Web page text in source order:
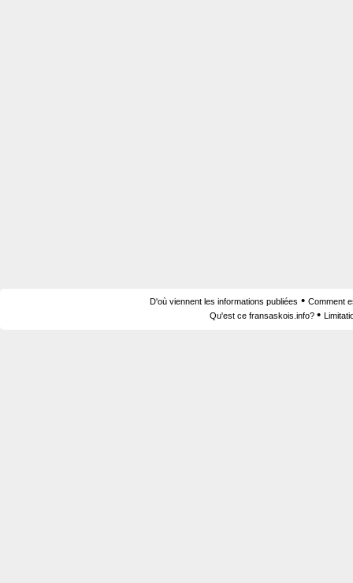
D'où viennent les informations publiées • Comment
Qu'est ce fransaskois.info? •